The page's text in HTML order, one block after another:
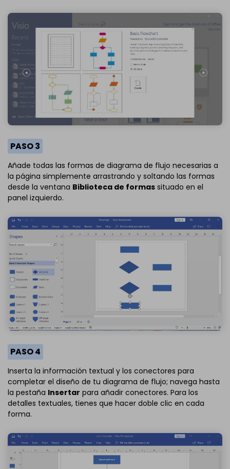
PASO 3
Añade todas las formas de diagrama de flujo necesarias a
la página simplemente arrastrando y soltando las formas
desde la ventana Biblioteca de formas situado en el
panel izquierdo.
PASO 4
Inserta la información textual y los conectores para
completar el diseño de tu diagrama de flujo; navega hasta
la pestaña Insertar para añadir conectores. Para los
detalles textuales, tienes que hacer doble clic en cada
forma.